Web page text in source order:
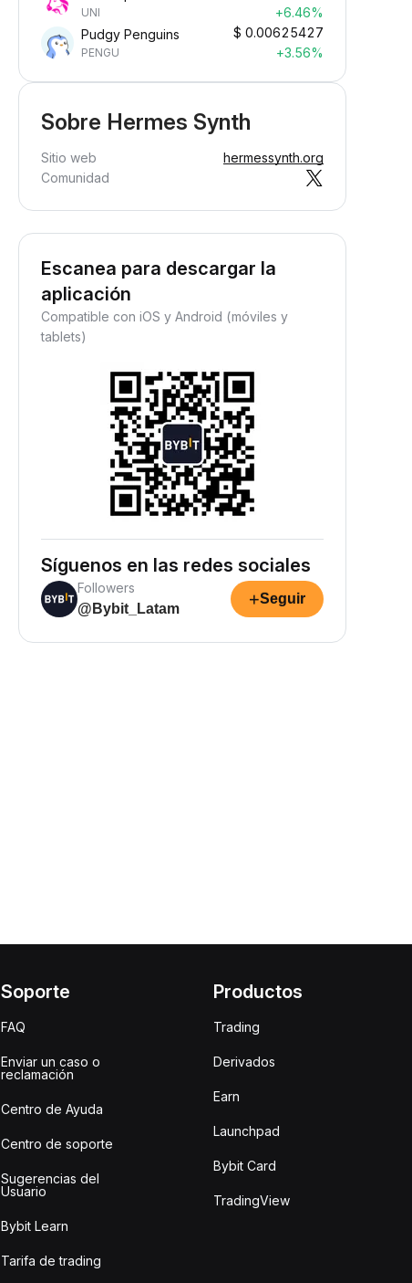
UNI
+6.46%
Pudgy Penguins
PENGU
$ 0.00625427
+3.56%
Sobre Hermes Synth
Sitio web
hermessynth.org
Comunidad
Escanea para descargar la
aplicación
Compatible con iOS y Android (móviles y
tablets)
Síguenos en las redes sociales
Followers
@Bybit_Latam
+Seguir
Soporte
FAQ
Enviar un caso o
reclamación
Centro de Ayuda
Centro de soporte
Sugerencias del
Usuario
Bybit Learn
Tarifa de trading
Productos
Trading
Derivados
Earn
Launchpad
Bybit Card
TradingView